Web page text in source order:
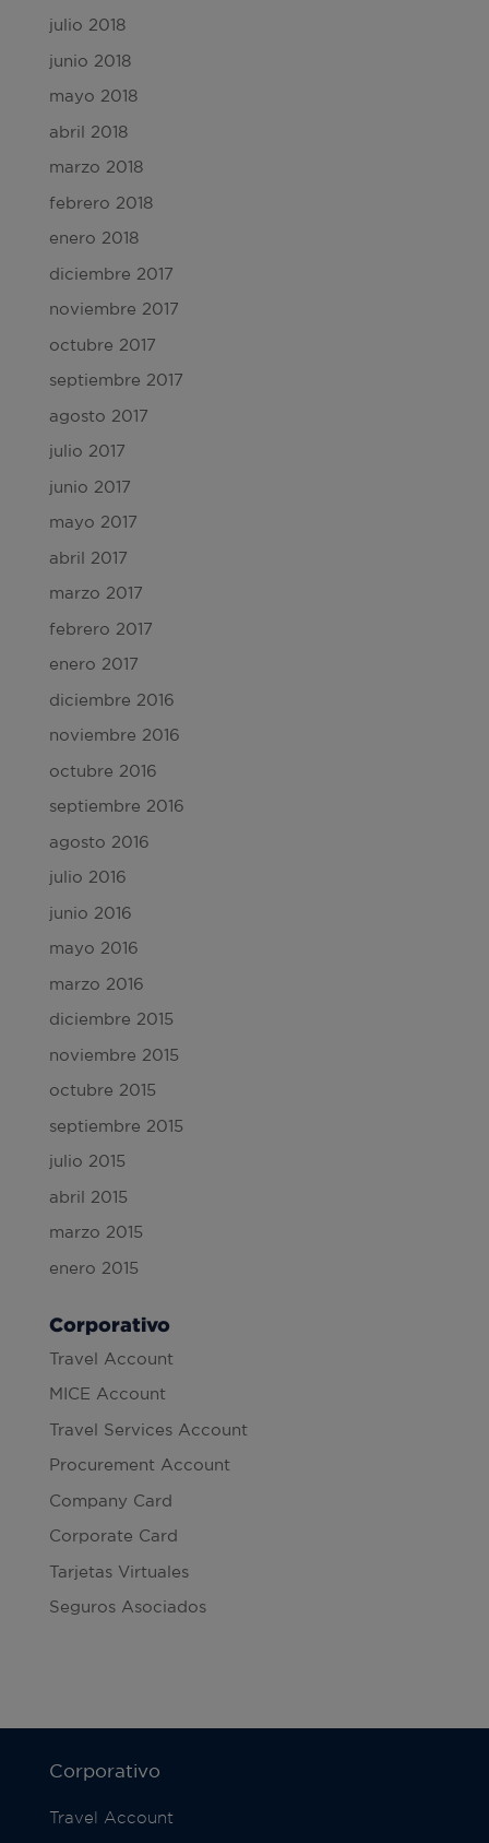
julio 2018
junio 2018
mayo 2018
abril 2018
marzo 2018
febrero 2018
enero 2018
diciembre 2017
noviembre 2017
octubre 2017
septiembre 2017
agosto 2017
julio 2017
junio 2017
mayo 2017
abril 2017
marzo 2017
febrero 2017
enero 2017
diciembre 2016
noviembre 2016
octubre 2016
septiembre 2016
agosto 2016
julio 2016
junio 2016
mayo 2016
marzo 2016
diciembre 2015
noviembre 2015
octubre 2015
septiembre 2015
julio 2015
abril 2015
marzo 2015
enero 2015
Corporativo
Travel Account
MICE Account
Travel Services Account
Procurement Account
Company Card
Corporate Card
Tarjetas Virtuales
Seguros Asociados
Corporativo
Travel Account